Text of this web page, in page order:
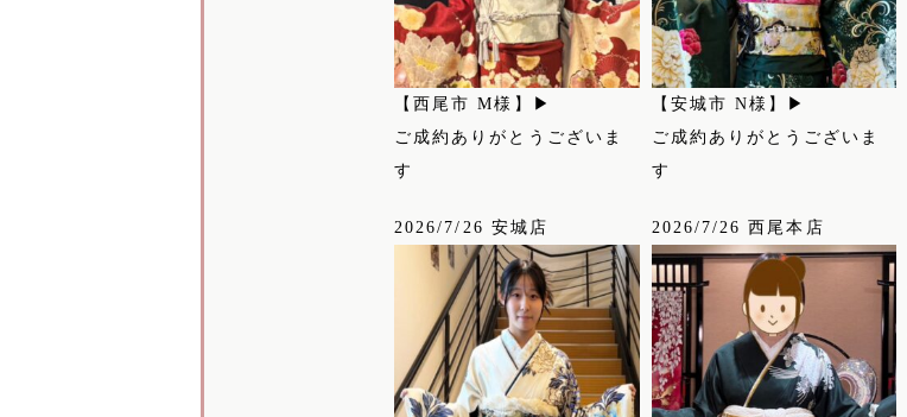
【西尾市 M様】▶
ご成約ありがとうございま
す
【安城市 N様】▶
ご成約ありがとうございま
す
2026/7/26 安城店 2026/7/26 西尾本店